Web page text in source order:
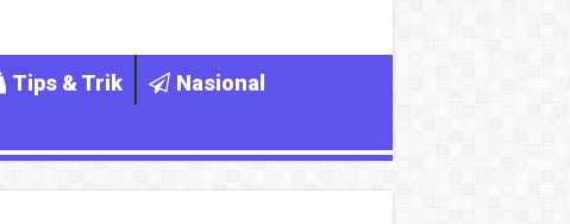
Tips & Trik
Nasional